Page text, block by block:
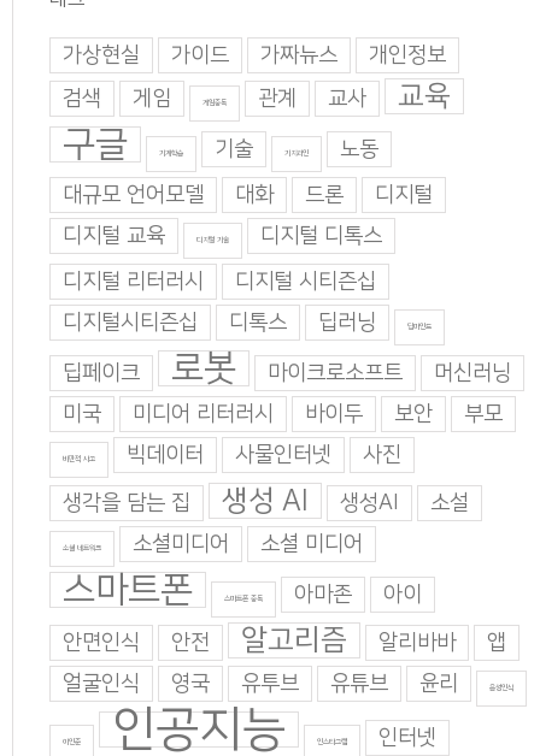
가상현실 가이드 가짜뉴스
개인정보
검색
게임 게임중독 관계 교사 교육
구글 기계학습 기술 기지과인
노동
대규모 언어모델
대화 드론
디지털
디지털 교육
디지털 기술
디지털 디톡스
디지털 리터러시
디지털 시티즌십
디지털시티즌십
디톡스 딥러닝 딥마인드
딥페이크 로봇 마이크로소프트
머신러닝
미국
미디어 리터러시 바이두 보안 부모
비판적 사고 빅데이터 사물인터넷
사진
생각을 담는 집
생성 AI 생성AI 소설
소셜 네트워크 소셜미디어 소셜 미디어
스마트폰 스마트폰 중독 아마존
아이
안면인식
안전 알고리즘 알리바바
앱
얼굴인식
영국 유투브 유튜브 윤리 음성인식
이인준 인공지능 인스타그램 인터넷